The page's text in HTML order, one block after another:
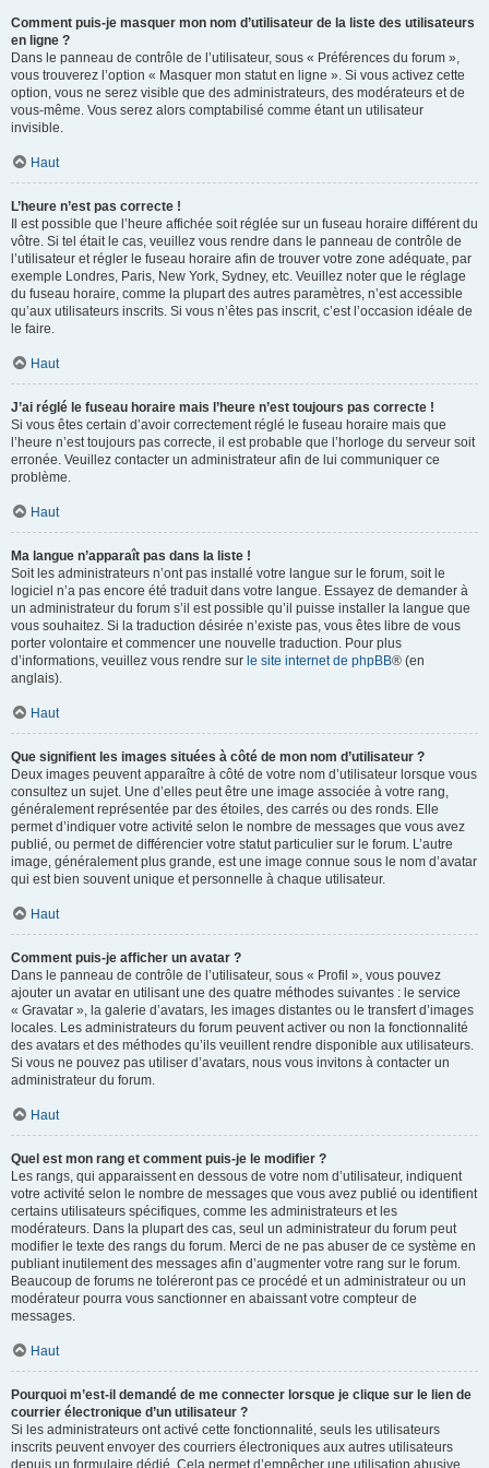
Comment puis-je masquer mon nom d’utilisateur de la liste des utilisateurs
en ligne ?
Dans le panneau de contrôle de l’utilisateur, sous « Préférences du forum »,
vous trouverez l’option « Masquer mon statut en ligne ». Si vous activez cette
option, vous ne serez visible que des administrateurs, des modérateurs et de
vous-même. Vous serez alors comptabilisé comme étant un utilisateur
invisible.
Haut
L’heure n’est pas correcte !
Il est possible que l’heure affichée soit réglée sur un fuseau horaire différent du
vôtre. Si tel était le cas, veuillez vous rendre dans le panneau de contrôle de
l’utilisateur et régler le fuseau horaire afin de trouver votre zone adéquate, par
exemple Londres, Paris, New York, Sydney, etc. Veuillez noter que le réglage
du fuseau horaire, comme la plupart des autres paramètres, n’est accessible
qu’aux utilisateurs inscrits. Si vous n’êtes pas inscrit, c’est l’occasion idéale de
le faire.
Haut
J’ai réglé le fuseau horaire mais l’heure n’est toujours pas correcte !
Si vous êtes certain d’avoir correctement réglé le fuseau horaire mais que
l’heure n’est toujours pas correcte, il est probable que l’horloge du serveur soit
erronée. Veuillez contacter un administrateur afin de lui communiquer ce
problème.
Haut
Ma langue n’apparaît pas dans la liste !
Soit les administrateurs n’ont pas installé votre langue sur le forum, soit le
logiciel n’a pas encore été traduit dans votre langue. Essayez de demander à
un administrateur du forum s’il est possible qu’il puisse installer la langue que
vous souhaitez. Si la traduction désirée n’existe pas, vous êtes libre de vous
porter volontaire et commencer une nouvelle traduction. Pour plus
d’informations, veuillez vous rendre sur le site internet de phpBB® (en
anglais).
Haut
Que signifient les images situées à côté de mon nom d’utilisateur ?
Deux images peuvent apparaître à côté de votre nom d’utilisateur lorsque vous
consultez un sujet. Une d’elles peut être une image associée à votre rang,
généralement représentée par des étoiles, des carrés ou des ronds. Elle
permet d’indiquer votre activité selon le nombre de messages que vous avez
publié, ou permet de différencier votre statut particulier sur le forum. L’autre
image, généralement plus grande, est une image connue sous le nom d’avatar
qui est bien souvent unique et personnelle à chaque utilisateur.
Haut
Comment puis-je afficher un avatar ?
Dans le panneau de contrôle de l’utilisateur, sous « Profil », vous pouvez
ajouter un avatar en utilisant une des quatre méthodes suivantes : le service
« Gravatar », la galerie d’avatars, les images distantes ou le transfert d’images
locales. Les administrateurs du forum peuvent activer ou non la fonctionnalité
des avatars et des méthodes qu’ils veuillent rendre disponible aux utilisateurs.
Si vous ne pouvez pas utiliser d’avatars, nous vous invitons à contacter un
administrateur du forum.
Haut
Quel est mon rang et comment puis-je le modifier ?
Les rangs, qui apparaissent en dessous de votre nom d’utilisateur, indiquent
votre activité selon le nombre de messages que vous avez publié ou identifient
certains utilisateurs spécifiques, comme les administrateurs et les
modérateurs. Dans la plupart des cas, seul un administrateur du forum peut
modifier le texte des rangs du forum. Merci de ne pas abuser de ce système en
publiant inutilement des messages afin d’augmenter votre rang sur le forum.
Beaucoup de forums ne toléreront pas ce procédé et un administrateur ou un
modérateur pourra vous sanctionner en abaissant votre compteur de
messages.
Haut
Pourquoi m’est-il demandé de me connecter lorsque je clique sur le lien de
courrier électronique d’un utilisateur ?
Si les administrateurs ont activé cette fonctionnalité, seuls les utilisateurs
inscrits peuvent envoyer des courriers électroniques aux autres utilisateurs
depuis un formulaire dédié. Cela permet d’empêcher une utilisation abusive